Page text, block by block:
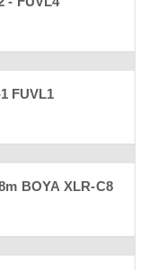
FUVL1
BOYA XLR-C8